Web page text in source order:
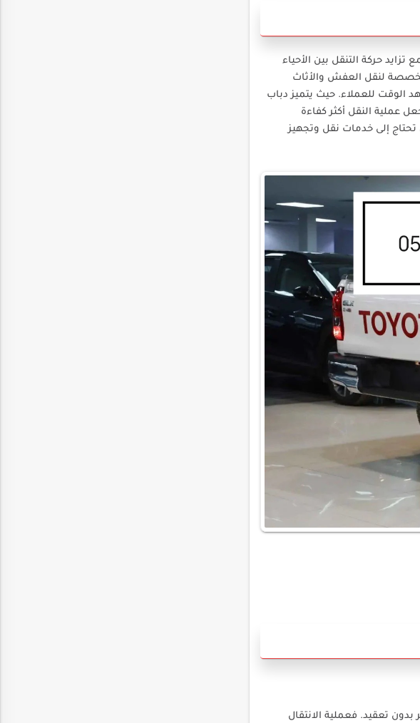
حركة التنقل بين الأحياء
لنقل العفش والأثاث
الوقت للعملاء. حيث يتميز دباب
عملية النقل أكثر كفاءة
إلى خدمات نقل وتجهيز
تعقيد. فعملية الانتقال